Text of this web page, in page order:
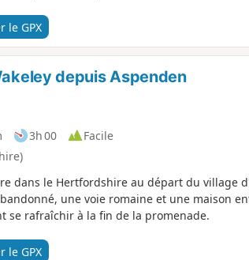
le GPX
depuis Aspenden
3h 00
Facile
dans le Hertfordshire au départ du village
une voie romaine et une maison
se rafraîchir à la fin de la promenade.
le GPX